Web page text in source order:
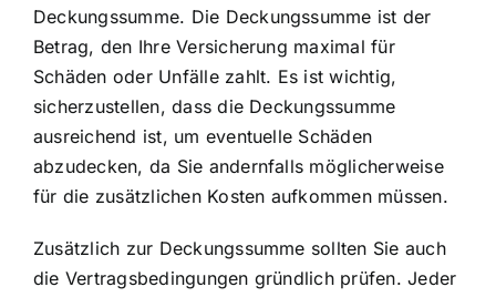
Deckungssumme. Die Deckungssumme ist der
Betrag, den Ihre Versicherung maximal für
Schäden oder Unfälle zahlt. Es ist wichtig,
sicherzustellen, dass die Deckungssumme
ausreichend ist, um eventuelle Schäden
abzudecken, da Sie andernfalls möglicherweise
für die zusätzlichen Kosten aufkommen müssen.
Zusätzlich zur Deckungssumme sollten Sie auch
die Vertragsbedingungen gründlich prüfen. Jeder